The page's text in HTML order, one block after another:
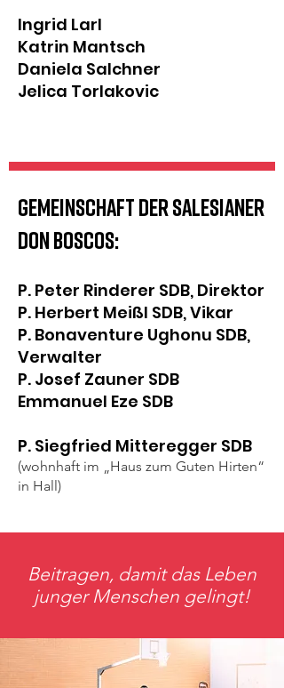
Ingrid Larl
Katrin Mantsch
Daniela Salchner
Jelica Torlakovic
Gemeinschaft DER SALESIANER
DON BOSCOS:
P. Peter Rinderer SDB, Direktor
P. Herbert Meißl SDB, Vikar
P. Bonaventure Ughonu SDB,
Verwalter
P. Josef Zauner SDB
Emmanuel Eze SDB
P. Siegfried Mitteregger SDB
(wohnhaft im „Haus zum Guten Hirten“
in Hall)
Beitragen, damit das Leben
junger Menschen gelingt!